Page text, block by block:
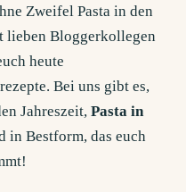
Zweifel Pasta in den
lieben Bloggerkollegen
heute
Bei uns gibt es,
Jahreszeit,Pasta in
in Bestform, das euch